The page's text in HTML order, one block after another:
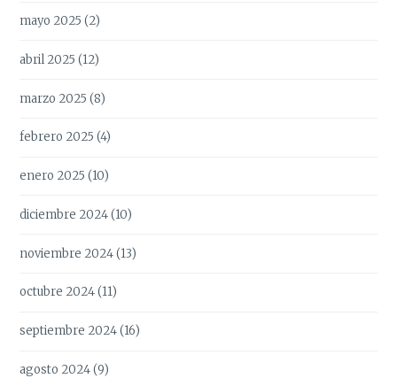
mayo 2025 (2)
abril 2025 (12)
marzo 2025 (8)
febrero 2025 (4)
enero 2025 (10)
diciembre 2024(10)
noviembre 2024(13)
octubre 2024(11)
septiembre 2024(16)
agosto 2024(9)